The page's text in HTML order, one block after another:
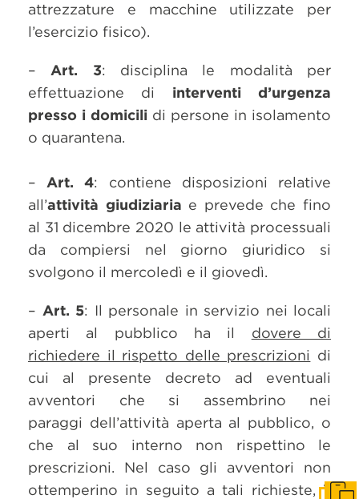
attrezzature e macchine utilizzate per
l’esercizio fisico).
– Art. 3: disciplina le modalità per
effettuazione di interventi d’urgenza
presso i domicili di persone in isolamento
o quarantena.
– Art. 4: contiene disposizioni relative
all’attività giudiziaria e prevede che fino
al 31 dicembre 2020 le attività processuali
da compiersi nel giorno giuridico si
svolgono il mercoledì e il giovedì.
– Art. 5: Il personale in servizio nei locali
aperti al pubblico ha il dovere di
richiedere il rispetto delle prescrizioni di
cui al presente decreto ad eventuali
avventori che si assembrino nei
paraggi dell’attività aperta al pubblico, o
che al suo interno non rispettino le
prescrizioni. Nel caso gli avventori non
ottemperino in seguito a tali richieste,il